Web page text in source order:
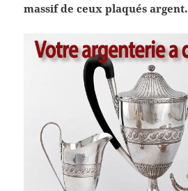
massif de ceux plaqués argent.